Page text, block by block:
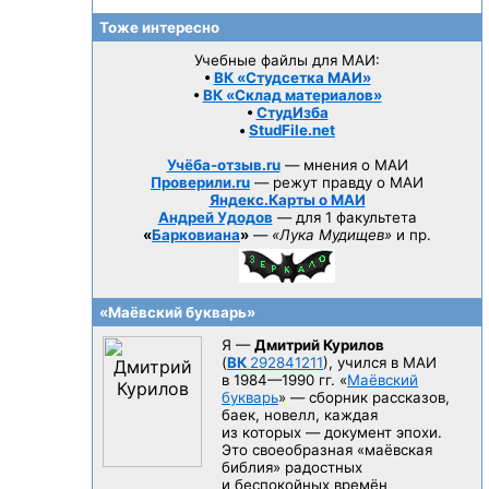
Тоже интересно
Учебные файлы для МАИ:
• ВК «Студсетка МАИ»
• ВК «Склад материалов»
• СтудИзба
• StudFile.net
Учёба-отзыв.ru— мнения о МАИ
Проверили.ru — режут правду о МАИ
Яндекс.Карты о МАИ
Андрей Удодов — для 1 факультета
«Барковиана» — «Лука Мудищев» и пр.
«Маёвский букварь»
Я —Дмитрий Курилов
(ВК 292841211), учился в МАИ
в 1984—1990 гг. «Маёвский
букварь» — сборник рассказов,
баек, новелл, каждая
из которых — документ эпохи.
Это своеобразная «маёвская
библия» радостных
и беспокойных времён